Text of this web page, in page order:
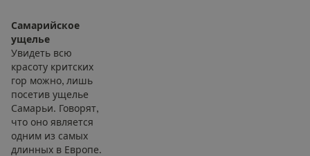
Самарийское
ущелье
Увидеть всю
красоту критских
гор можно, лишь
посетив ущелье
Самарьи. Говорят,
что оно является
одним из самых
длинных в Европе.